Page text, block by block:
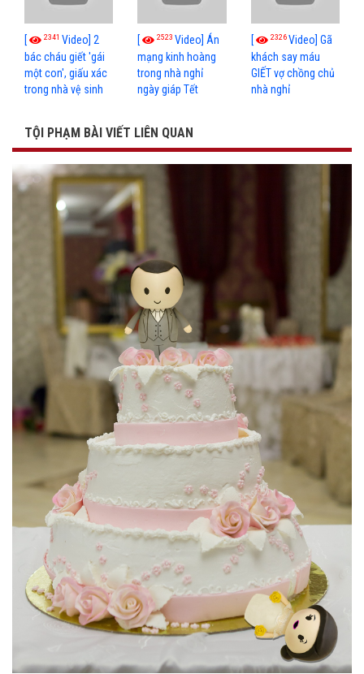
[ 2341 Video] 2
bác cháu giết 'gái
một con', giấu xác
trong nhà vệ sinh
[ 2523Video] Án
mạng kinh hoàng
trong nhà nghỉ
ngày giáp Tết
[ 2326Video] Gã
khách say máu
GIẾT vợ chồng chủ
nhà nghỉ
TỘI PHẠM BÀI VIẾT LIÊN QUAN